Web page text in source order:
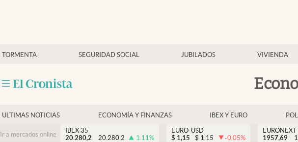
TORMENTA SEGURIDAD SOCIAL JUBILADOS VIVIENDA
Economía y finanzas
Criptomonedas
ULTIMAS NOTICIAS ECONOMÍA Y FINANZAS IBEX Y EURO
Ir a mercados online
IBEX 35
20.280,2
20.280,2 1.11%
EURO-USD
$ 1,15 $ 1,15 -0.05%
EURONEXT
1957,69